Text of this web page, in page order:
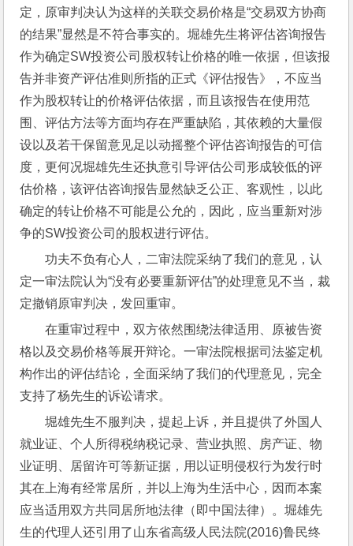
定，原审判决认为这样的关联交易价格是“交易双方协商
的结果”显然是不符合事实的。堀雄先生将评估咨询报告
作为确定SW投资公司股权转让价格的唯一依据，但该报
告并非资产评估准则所指的正式《评估报告》，不应当
作为股权转让的价格评估依据，而且该报告在使用范
围、评估方法等方面均存在严重缺陷，其依赖的大量假
设以及若干保留意见足以动摇整个评估咨询报告的可信
度，更何况堀雄先生还执意引导评估公司形成较低的评
估价格，该评估咨询报告显然缺乏公正、客观性，以此
确定的转让价格不可能是公允的，因此，应当重新对涉
争的SW投资公司的股权进行评估。
功夫不负有心人，二审法院采纳了我们的意见，认
定一审法院认为“没有必要重新评估”的处理意见不当，裁
定撤销原审判决，发回重审。
在重审过程中，双方依然围绕法律适用、原被告资
格以及交易价格等展开辩论。一审法院根据司法鉴定机
构作出的评估结论，全面采纳了我们的代理意见，完全
支持了杨先生的诉讼请求。
堀雄先生不服判决，提起上诉，并且提供了外国人
就业证、个人所得税纳税记录、营业执照、房产证、物
业证明、居留许可等新证据，用以证明侵权行为发行时
其在上海有经常居所，并以上海为生活中心，因而本案
应当适用双方共同居所地法律（即中国法律）。堀雄先
生的代理人还引用了山东省高级人民法院(2016)鲁民终